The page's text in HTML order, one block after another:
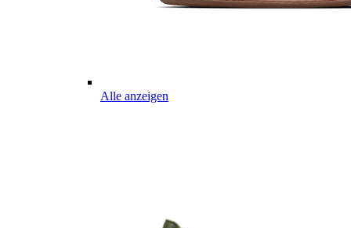
Alle anzeigen